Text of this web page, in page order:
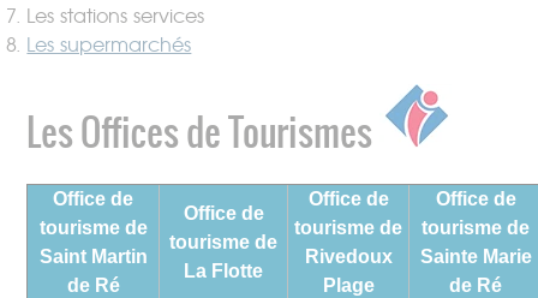
Les stations services
Les supermarchés
Les Offices de Tourismes
Office de
tourisme de
Saint Martin
de Ré
Office de
tourisme de
La Flotte
Office de
tourisme de
Rivedoux
Plage
Office de
tourisme de
Sainte Marie
de Ré